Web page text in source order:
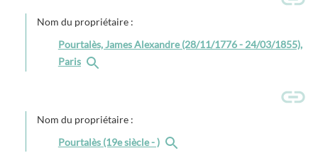
Nom du propriétaire :
Pourtalès, James Alexandre (28/11/1776 - 24/03/1855),
Paris
Nom du propriétaire :
Pourtalès (19e siècle - )